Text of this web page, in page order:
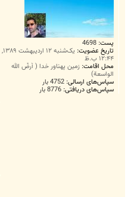
پست: 4698
تاریخ عضویت: یک‌شنبه ۱۲ اردیبهشت ۱۳۸۹,
۱۲:۴۴ ب.ظ
محل اقامت: زمین پهناور خدا ( أرضُ الله
الواسعة)
سپاس‌های ارسالی: 4752 بار
سپاس‌های دریافتی: 8776 بار